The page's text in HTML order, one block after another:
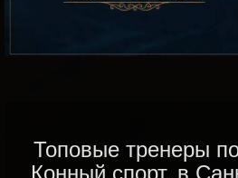
Топовые тренеры